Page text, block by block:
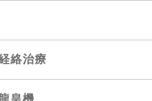
絡治療